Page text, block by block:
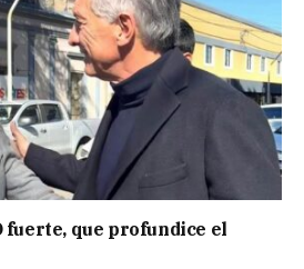
fuerte, que profundice el